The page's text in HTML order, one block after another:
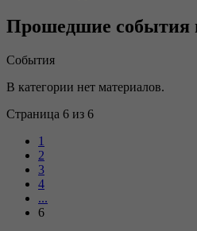
Прошедшие события
События
В категории нет материалов.
Страница 6 из 6
1
2
3
4
...
6